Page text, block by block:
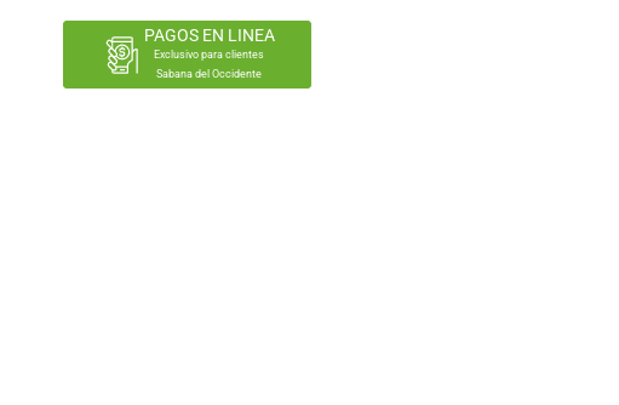
PAGOS EN LINEA
Exclusivo para clientes
Sabana del Occidente